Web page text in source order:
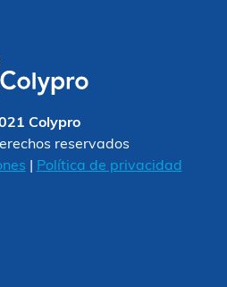
Colypro
reservados
Política de privacidad